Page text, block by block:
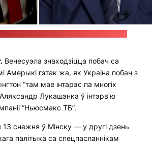
. Венесуэла знаходзіцца побач са
Амерыкі гэтак жа, як Украіна побач з
“там мае інтарэс па многіх
Лукашэнка ў інтэрв’ю
“Ньюсмакс ТБ”.
13 снежня ў Мінску — у другі дзень
палітыка са спецпасланнікам